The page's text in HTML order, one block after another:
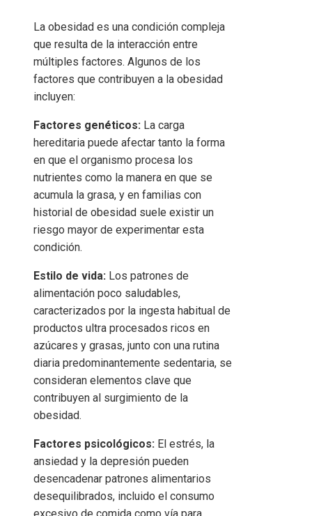
La obesidad es una condición compleja
que resulta de la interacción entre
múltiples factores. Algunos de los
factores que contribuyen a la obesidad
incluyen:
Factores genéticos: La carga
hereditaria puede afectar tanto la forma
en que el organismo procesa los
nutrientes como la manera en que se
acumula la grasa, y en familias con
historial de obesidad suele existir un
riesgo mayor de experimentar esta
condición.
Estilo de vida: Los patrones de
alimentación poco saludables,
caracterizados por la ingesta habitual de
productos ultra procesados ricos en
azúcares y grasas, junto con una rutina
diaria predominantemente sedentaria, se
consideran elementos clave que
contribuyen al surgimiento de la
obesidad.
Factores psicológicos: El estrés, la
ansiedad y la depresión pueden
desencadenar patrones alimentarios
desequilibrados, incluido el consumo